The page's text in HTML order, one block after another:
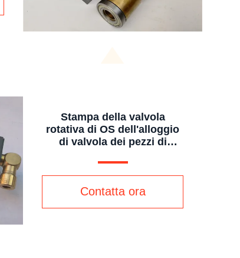
Stampa della valvola
rotativa di OS dell'alloggio
di valvola dei pezzi di
C5.028.302
Contatta ora